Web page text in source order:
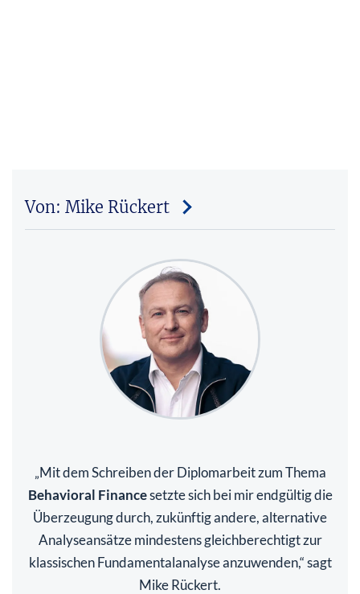
Von: Mike Rückert
Mit dem Schreiben der Diplomarbeit zum Thema
Behavioral Financesetzte sich bei mir endgültig die
Überzeugung durch, zukünftig andere, alternative
Analyseansätze mindestens gleichberechtigt zur
klassischen Fundamentalanalyse anzuwenden,“ sagt
Mike Rückert.